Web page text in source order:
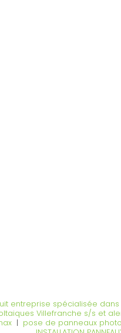
entreprise spécialisée
Villefranche s/s et
| pose de panneaux